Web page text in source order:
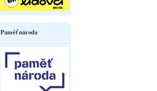
Paměť národa